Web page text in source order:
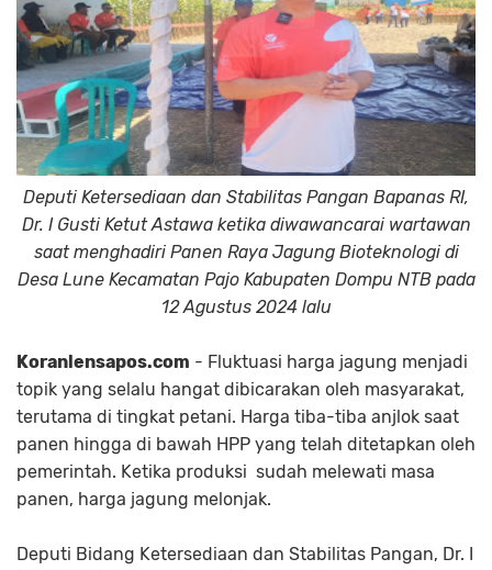
Deputi Ketersediaan dan Stabilitas Pangan Bapanas RI,
Dr. I Gusti Ketut Astawa ketika diwawancarai wartawan
saat menghadiri Panen Raya Jagung Bioteknologi di
Desa Lune Kecamatan Pajo Kabupaten Dompu NTB pada
12 Agustus 2024 lalu
Koranlensapos.com - Fluktuasi harga jagung menjadi
topik yang selalu hangat dibicarakan oleh masyarakat,
terutama di tingkat petani. Harga tiba-tiba anjlok saat
panen hingga di bawah HPP yang telah ditetapkan oleh
pemerintah. Ketika produksi sudah melewati masa
panen, harga jagung melonjak.
Deputi Bidang Ketersediaan dan Stabilitas Pangan, Dr. I